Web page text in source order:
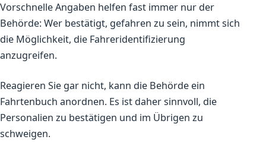
Vorschnelle Angaben helfen fast immer nur der
Behörde: Wer bestätigt, gefahren zu sein, nimmt sich
die Möglichkeit, die Fahreridentifizierung
anzugreifen.
Reagieren Sie gar nicht, kann die Behörde ein
Fahrtenbuch anordnen. Es ist daher sinnvoll, die
Personalien zu bestätigen und im Übrigen zu
schweigen.